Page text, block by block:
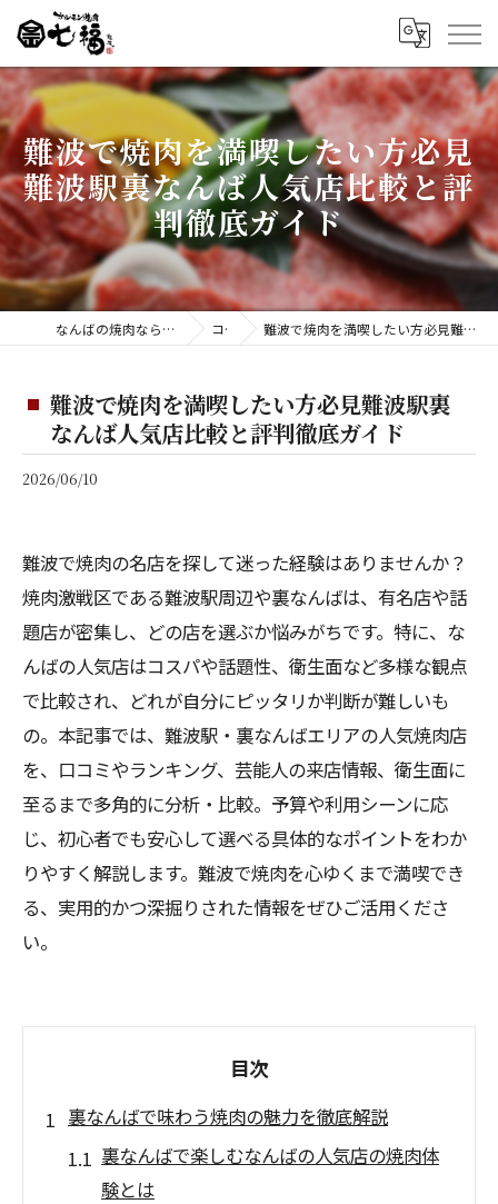
難波で焼肉を満喫したい方必見
難波駅裏なんば人気店比較と評
判徹底ガイド
なんばの焼肉ならホルモン焼肉 七福 難波店 コラム 難波で焼肉を満喫したい方必見難波駅裏なんば人気店比較と評判徹底ガイド
難波で焼肉を満喫したい方必見難波駅裏
なんば人気店比較と評判徹底ガイド
2026/06/10
難波で焼肉の名店を探して迷った経験はありませんか？
焼肉激戦区である難波駅周辺や裏なんばは、有名店や話
題店が密集し、どの店を選ぶか悩みがちです。特に、な
んばの人気店はコスパや話題性、衛生面など多様な観点
で比較され、どれが自分にピッタリか判断が難しいも
の。本記事では、難波駅・裏なんばエリアの人気焼肉店
を、口コミやランキング、芸能人の来店情報、衛生面に
至るまで多角的に分析・比較。予算や利用シーンに応
じ、初心者でも安心して選べる具体的なポイントをわか
りやすく解説します。難波で焼肉を心ゆくまで満喫でき
る、実用的かつ深掘りされた情報をぜひご活用くださ
い。
目次
裏なんばで味わう焼肉の魅力を徹底解説
裏なんばで楽しむなんばの人気店の焼肉体
験とは